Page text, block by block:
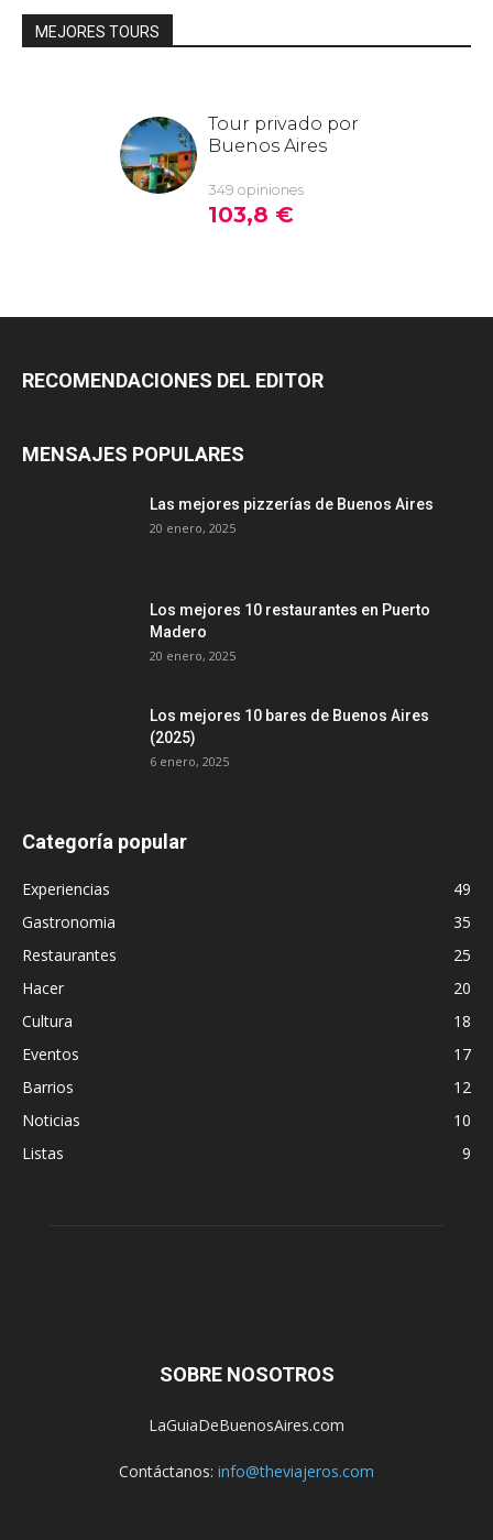
MEJORES TOURS
RECOMENDACIONES DEL EDITOR
MENSAJES POPULARES
Las mejores pizzerías de Buenos Aires
20 enero, 2025
Los mejores 10 restaurantes en Puerto
Madero
20 enero, 2025
Los mejores 10 bares de Buenos Aires
(2025)
6 enero, 2025
Categoría popular
Experiencias
49
Gastronomia
35
Restaurantes
25
Hacer
20
Cultura
18
Eventos
17
Barrios
12
Noticias
10
Listas
9
SOBRE NOSOTROS
LaGuiaDeBuenosAires.com
Contáctanos: info@theviajeros.com